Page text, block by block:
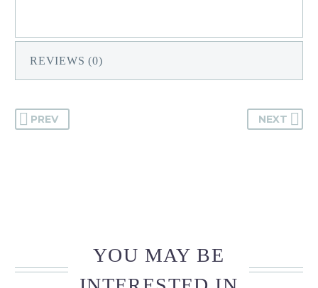
REVIEWS (0)
PREV NEXT
YOU MAY BE